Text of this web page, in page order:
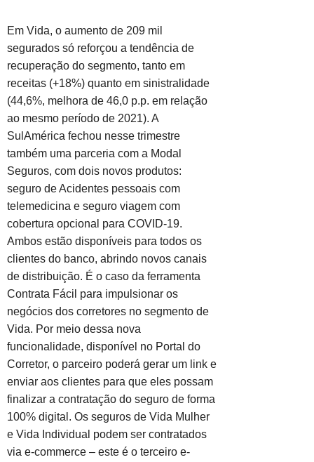
Em Vida, o aumento de 209 mil
segurados só reforçou a tendência de
recuperação do segmento, tanto em
receitas (+18%) quanto em sinistralidade
(44,6%, melhora de 46,0 p.p. em relação
ao mesmo período de 2021). A
SulAmérica fechou nesse trimestre
também uma parceria com a Modal
Seguros, com dois novos produtos:
seguro de Acidentes pessoais com
telemedicina e seguro viagem com
cobertura opcional para COVID-19.
Ambos estão disponíveis para todos os
clientes do banco, abrindo novos canais
de distribuição. É o caso da ferramenta
Contrata Fácil para impulsionar os
negócios dos corretores no segmento de
Vida. Por meio dessa nova
funcionalidade, disponível no Portal do
Corretor, o parceiro poderá gerar um link e
enviar aos clientes para que eles possam
finalizar a contratação do seguro de forma
100% digital. Os seguros de Vida Mulher
e Vida Individual podem ser contratados
via e-commerce – este é o terceiro e-